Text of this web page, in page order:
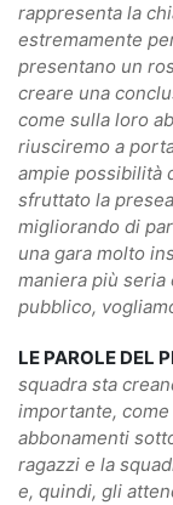
rappresenta la
estremamente
presentano un
creare una
come sulla loro
riusciremo a
ampie possibilità
sfruttato la
migliorando di
una gara molto
maniera più seria
pubblico,
LE PAROLE DEL
squadra sta
importante,
abbonamenti
ragazzi e la
e, quindi, gli